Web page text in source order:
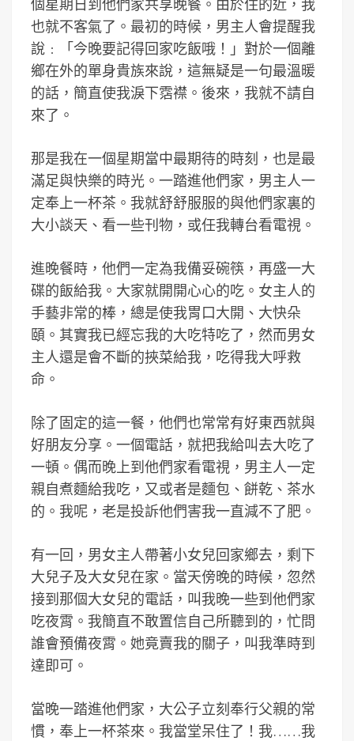
個星期日到他們家共享晚餐。由於住的近，我
也就不客氣了。最初的時候，男主人會提醒我
說﹕「今晚要記得回家吃飯哦！」對於一個離
鄉在外的單身貴族來說，這無疑是一句最溫暖
的話，簡直使我淚下霑襟。後來，我就不請自
來了。
那是我在一個星期當中最期待的時刻，也是最
滿足與快樂的時光。一踏進他們家，男主人一
定奉上一杯茶。我就舒舒服服的與他們家裏的
大小談天、看一些刊物，或任我轉台看電視。
進晚餐時，他們一定為我備妥碗筷，再盛一大
碟的飯給我。大家就開開心心的吃。女主人的
手藝非常的棒，總是使我胃口大開、大快朵
頤。其實我已經忘我的大吃特吃了，然而男女
主人還是會不斷的挾菜給我，吃得我大呼救
命。
除了固定的這一餐，他們也常常有好東西就與
好朋友分享。一個電話，就把我給叫去大吃了
一頓。偶而晚上到他們家看電視，男主人一定
親自煮麵給我吃，又或者是麵包、餅乾、茶水
的。我呢，老是投訴他們害我一直減不了肥。
有一回，男女主人帶著小女兒回家鄉去，剩下
大兒子及大女兒在家。當天傍晚的時候，忽然
接到那個大女兒的電話，叫我晚一些到他們家
吃夜霄。我簡直不敢置信自己所聽到的，忙問
誰會預備夜霄。她竟賣我的關子，叫我準時到
達即可。
當晚一踏進他們家，大公子立刻奉行父親的常
慣，奉上一杯茶來。我當堂呆住了！我……我